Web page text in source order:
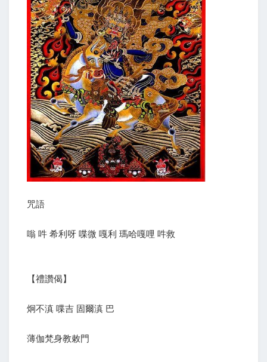
咒語
嗡 吽 希利呀 喋微 嘎利 瑪哈嘎哩 吽救
【禮讚偈】
炯不滇 喋吉 固爾滇 巴
薄伽梵身教敕門